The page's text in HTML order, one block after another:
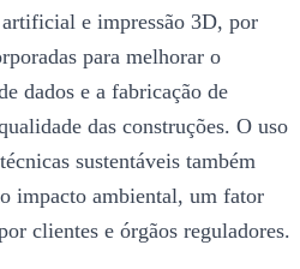
e impressão 3D, por
para melhorar o
dados e a fabricação de
das construções. O uso
sustentáveis também
impacto ambiental, um fator
clientes e órgãos reguladores.